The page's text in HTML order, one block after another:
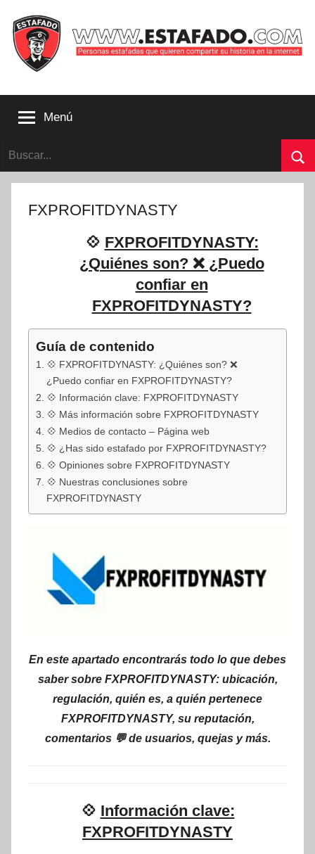
contenido
que
compartir
su
Menú
Buscar:
FXPROFITDYNASTY
💠 FXPROFITDYNASTY:
¿Quiénes son? ❌ ¿Puedo
confiar en
FXPROFITDYNASTY?
Guía de contenido
💠 FXPROFITDYNASTY: ¿Quiénes son? ❌
¿Puedo confiar en FXPROFITDYNASTY?
💠 Información clave: FXPROFITDYNASTY
💠 Más información sobre FXPROFITDYNASTY
💠 Medios de contacto – Página web
💠 ¿Has sido estafado por FXPROFITDYNASTY?
💠 Opiniones sobre FXPROFITDYNASTY
💠 Nuestras conclusiones sobre
FXPROFITDYNASTY
En este apartado encontrarás todo lo que debes
saber sobre FXPROFITDYNASTY: ubicación,
regulación, quién es, a quién pertenece
FXPROFITDYNASTY, su reputación,
comentarios 💬 de usuarios, quejas y más.
💠 Información clave:
FXPROFITDYNASTY